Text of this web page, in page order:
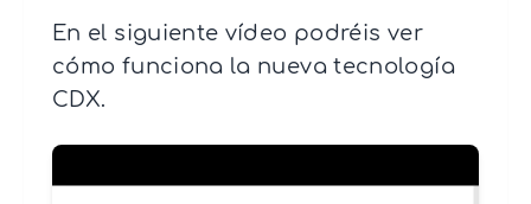
En el siguiente vídeo podréis ver
cómo funciona la nueva tecnología
CDX.